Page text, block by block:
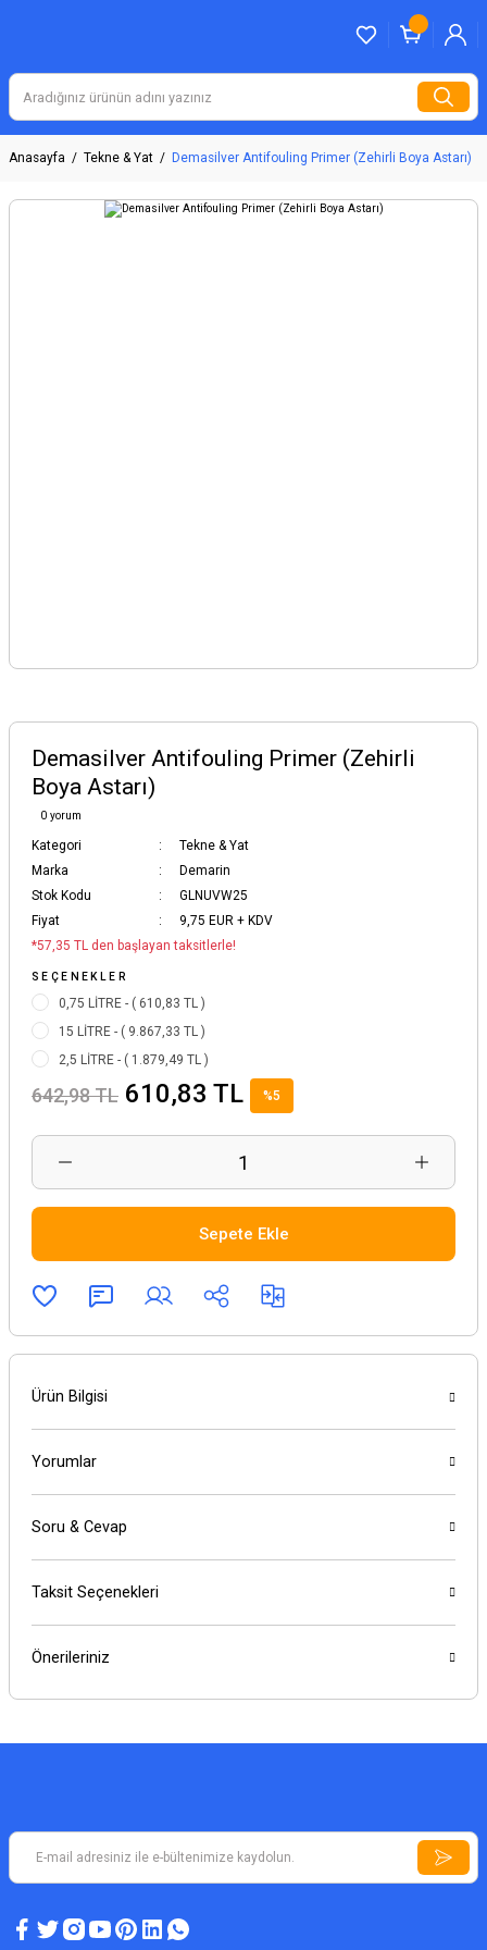
Anasayfa Tekne & Yat Demasilver Antifouling Primer (Zehirli Boya Astarı)
Demasilver Antifouling Primer (Zehirli
Boya Astarı)
0 yorum
Kategori
Tekne & Yat
Marka
Demarin
Stok Kodu
GLNUVW25
Fiyat
9,75 EUR + KDV
*57,35 TL den başlayan taksitlerle!
SEÇENEKLER
0,75 LİTRE - ( 610,83 TL )
15 LİTRE - ( 9.867,33 TL )
2,5 LİTRE - ( 1.879,49 TL )
642,98 TL 610,83 TL %5
Sepete Ekle
Ürün Bilgisi
Yorumlar
Soru & Cevap
Taksit Seçenekleri
Önerileriniz